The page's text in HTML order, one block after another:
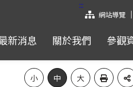
:::
網站導覽
新消息 關於我們 參觀
小 中 大